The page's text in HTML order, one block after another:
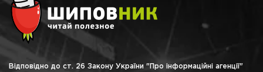
Відповідно до ст. 26 Закону України "Про інформаційні агенції"